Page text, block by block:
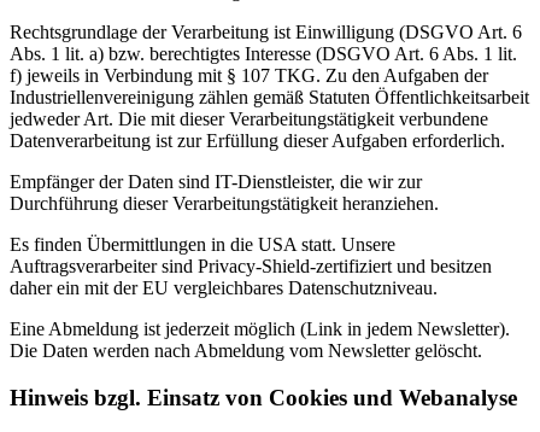
Rechtsgrundlage der Verarbeitung ist Einwilligung (DSGVO Art. 6
Abs. 1 lit. a) bzw. berechtigtes Interesse (DSGVO Art. 6 Abs. 1 lit.
f) jeweils in Verbindung mit § 107 TKG. Zu den Aufgaben der
Industriellenvereinigung zählen gemäß Statuten Öffentlichkeitsarbeit
jedweder Art. Die mit dieser Verarbeitungstätigkeit verbundene
Datenverarbeitung ist zur Erfüllung dieser Aufgaben erforderlich.
Empfänger der Daten sind IT-Dienstleister, die wir zur
Durchführung dieser Verarbeitungstätigkeit heranziehen.
Es finden Übermittlungen in die USA statt. Unsere
Auftragsverarbeiter sind Privacy-Shield-zertifiziert und besitzen
daher ein mit der EU vergleichbares Datenschutzniveau.
Eine Abmeldung ist jederzeit möglich (Link in jedem Newsletter).
Die Daten werden nach Abmeldung vom Newsletter gelöscht.
Hinweis bzgl. Einsatz von Cookies und Webanalyse